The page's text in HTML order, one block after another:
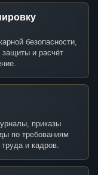
безопасности,
защиты и расчёт
приказы
по требованиям
и кадров.